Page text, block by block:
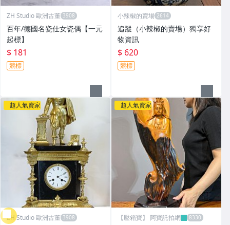
ZH Studio 歐洲古董
百年/德國名瓷仕女瓷偶【一元
起標】
$ 181
競標
小辣椒的賣場
追蹤（小辣椒的賣場）獨享好
物資訊
$ 620
競標
超人氣賣家
ZH Studio 歐洲古董
超人氣賣家
【壓箱寶】 阿寶託拍網